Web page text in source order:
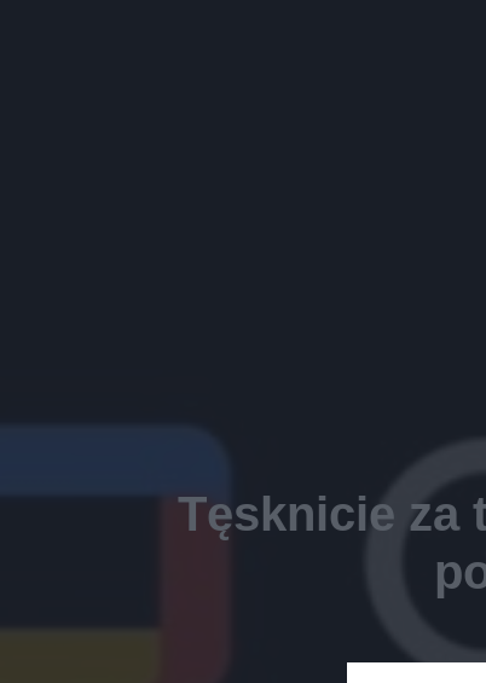
Tęsknicie za